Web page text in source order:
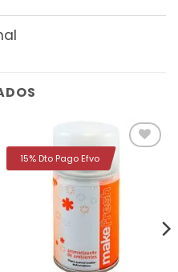
15% Dto Pago Efvo